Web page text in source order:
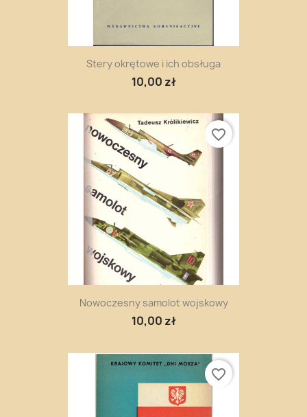
Stery okrętowe i ich obsługa
10,00 zł
Nowoczesny samolot wojskowy
10,00 zł
favorite_border
favorite_border